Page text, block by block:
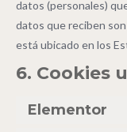
datos (personales)
datos que reciben
está ubicado en los
6. Cookies
Elementor